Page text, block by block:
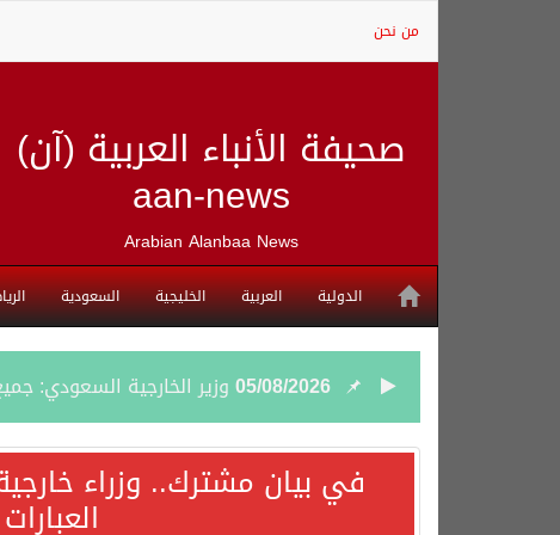
من نحن
صحيفة الأنباء العربية (آن)
aan-news
Arabian Alanbaa News
الدولية العربية الخليجية السعودية
05/08/2026 وزير الخارجية السعودي:
05/08/2026جمعية طويق تحقق 97.35% في الحوكمة وتُصنف ضمن الكيانات متناهية الكبر وتحصد شهادة الآيزو للعام الثالث على التوالي
في بيان مشترك.. وزراء